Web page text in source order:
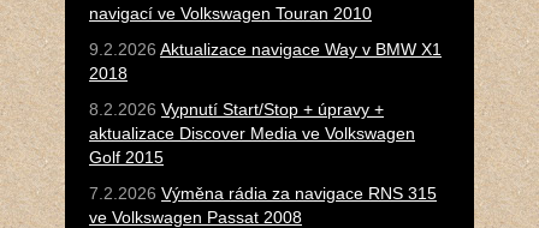
navigací ve Volkswagen Touran 2010
9.2.2026 Aktualizace navigace Way v BMW X1
2018
8.2.2026 Vypnutí Start/Stop + úpravy +
aktualizace Discover Media ve Volkswagen
Golf 2015
7.2.2026 Výměna rádia za navigace RNS 315
ve Volkswagen Passat 2008